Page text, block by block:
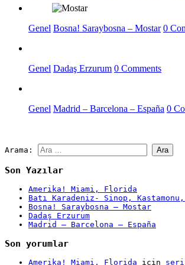
Genel Bosna! Saraybosna – Mostar 0
Genel Dadaş Erzurum 0 Comments
Genel Madrid – Barcelona – España 0
Arama:
Son Yazılar
Amerika! Miami, Florida
Batı Karadeniz- Sinop,
Bosna! Saraybosna – Mostar
Dadaş Erzurum
Madrid – Barcelona – España
Son yorumlar
Amerika! Miami, Florida için